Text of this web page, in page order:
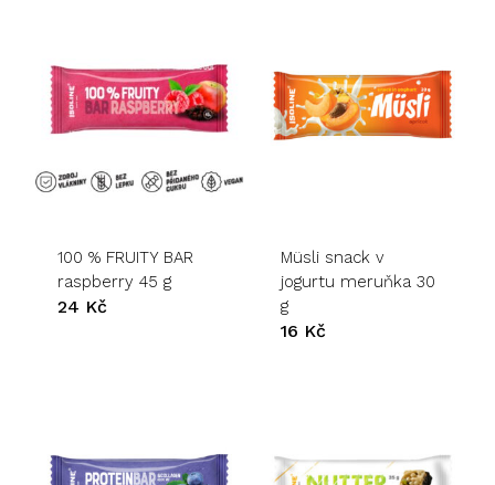
100 % FRUITY BAR
raspberry 45 g
24 Kč
Müsli snack v
jogurtu meruňka 30
g
16 Kč